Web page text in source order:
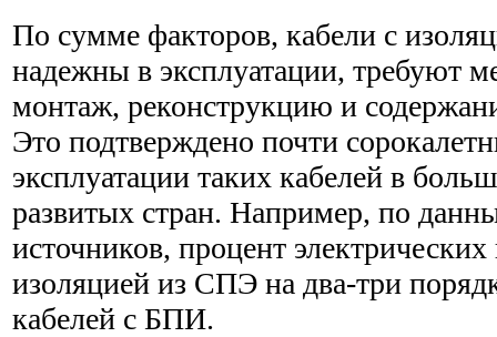
По сумме факторов, кабели с
надежны в эксплуатации, требуют
монтаж, реконструкцию и
Это подтверждено почти
эксплуатации таких кабелей в
развитых стран. Например, по
источников, процент
изоляцией из СПЭ на два-три
кабелей с БПИ.